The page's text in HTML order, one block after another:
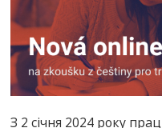
З 2 січня 2024 року